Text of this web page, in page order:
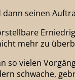
seinen
mehr zu
so vielen
schwache,